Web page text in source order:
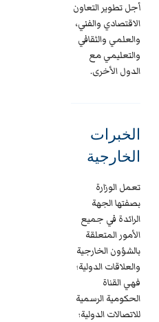
أجل تطوير التعاون
الاقتصادي والفني،
والعلمي والثقافي
والتعليمي مع
الدول الأخرى.
الخبرات
الخارجية
تعمل الوزارة
بصفتها الجهة
الرائدة في جميع
الأمور المتعلقة
بالشؤون الخارجية
والعلاقات الدولية؛
فهي القناة
الحكومية الرسمية
للاتصالات الدولية؛